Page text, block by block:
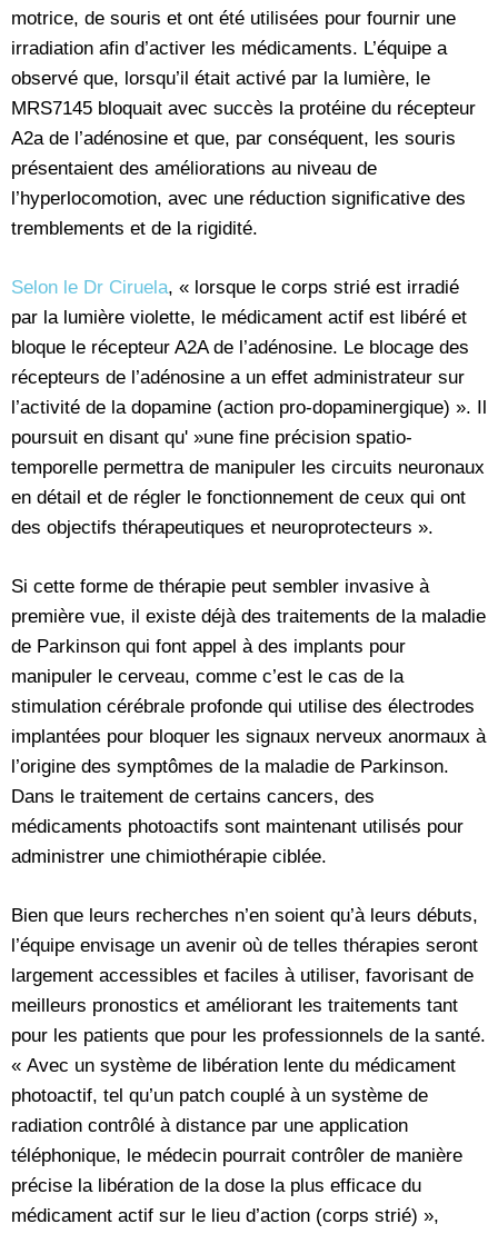
motrice, de souris et ont été utilisées pour fournir une
irradiation afin d’activer les médicaments. L’équipe a
observé que, lorsqu’il était activé par la lumière, le
MRS7145 bloquait avec succès la protéine du récepteur
A2a de l’adénosine et que, par conséquent, les souris
présentaient des améliorations au niveau de
l’hyperlocomotion, avec une réduction significative des
tremblements et de la rigidité.
Selon le Dr Ciruela, « lorsque le corps strié est irradié
par la lumière violette, le médicament actif est libéré et
bloque le récepteur A2A de l’adénosine. Le blocage des
récepteurs de l’adénosine a un effet administrateur sur
l’activité de la dopamine (action pro-dopaminergique) ». Il
poursuit en disant qu' »une fine précision spatio-
temporelle permettra de manipuler les circuits neuronaux
en détail et de régler le fonctionnement de ceux qui ont
des objectifs thérapeutiques et neuroprotecteurs ».
Si cette forme de thérapie peut sembler invasive à
première vue, il existe déjà des traitements de la maladie
de Parkinson qui font appel à des implants pour
manipuler le cerveau, comme c’est le cas de la
stimulation cérébrale profonde qui utilise des électrodes
implantées pour bloquer les signaux nerveux anormaux à
l’origine des symptômes de la maladie de Parkinson.
Dans le traitement de certains cancers, des
médicaments photoactifs sont maintenant utilisés pour
administrer une chimiothérapie ciblée.
Bien que leurs recherches n’en soient qu’à leurs débuts,
l’équipe envisage un avenir où de telles thérapies seront
largement accessibles et faciles à utiliser, favorisant de
meilleurs pronostics et améliorant les traitements tant
pour les patients que pour les professionnels de la santé.
« Avec un système de libération lente du médicament
photoactif, tel qu’un patch couplé à un système de
radiation contrôlé à distance par une application
téléphonique, le médecin pourrait contrôler de manière
précise la libération de la dose la plus efficace du
médicament actif sur le lieu d’action (corps strié) »,